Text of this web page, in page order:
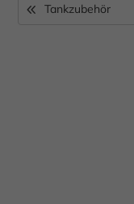
Tankzubehör